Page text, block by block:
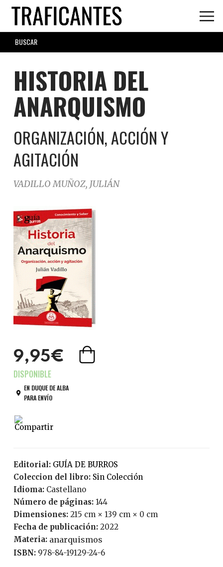
Skip
main
content
SEARCH
FORM
HISTORIA DEL
ANARQUISMO
ORGANIZACIÓN, ACCIÓN Y
AGITACIÓN
VADILLO MUÑOZ, JULIÁN
9,95€
EN DUQUE DE ALBA
PARA ENVÍO
Editorial:
GUÍA DE BURROS
Coleccion del libro:
Sin Colección
Idioma:
Castellano
Número de páginas: 144
Dimensiones: 215 cm × 139 cm × 0 cm
Fecha de publicación:
2022
Materia: anarquismos
ISBN: 978-84-19129-24-6